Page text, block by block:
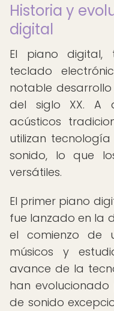
Historia y
digital
El piano digital,
teclado
notable desarrollo
del siglo XX. A
acústicos
utilizan
sonido, lo que
versátiles.
El primer piano
fue lanzado en la
el comienzo de
músicos y
avance de la
han
de sonido